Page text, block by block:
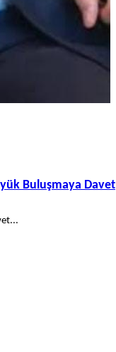
Buluşmaya Davet